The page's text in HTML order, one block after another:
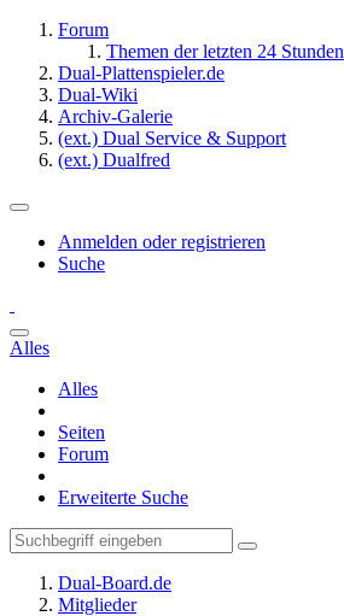
Forum
Themen der letzten 24 Stunden
Dual-Plattenspieler.de
Dual-Wiki
Archiv-Galerie
(ext.) Dual Service & Support
(ext.) Dualfred
Anmelden oder registrieren
Suche
Alles
Alles
Seiten
Forum
Erweiterte Suche
Dual-Board.de
Mitglieder